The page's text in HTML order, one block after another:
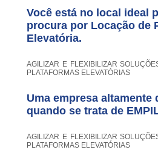
Você está no local ideal
procura por Locação de
Elevatória.
AGILIZAR E FLEXIBILIZAR
PLATAFORMAS ELEVATÓRIAS
Uma empresa altamente
quando se trata de
AGILIZAR E FLEXIBILIZAR
PLATAFORMAS ELEVATÓRIAS